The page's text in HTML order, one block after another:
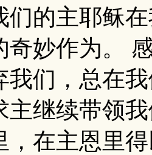
们的主耶稣
奇妙作为。
我们，总在
主继续带领
，在主恩里